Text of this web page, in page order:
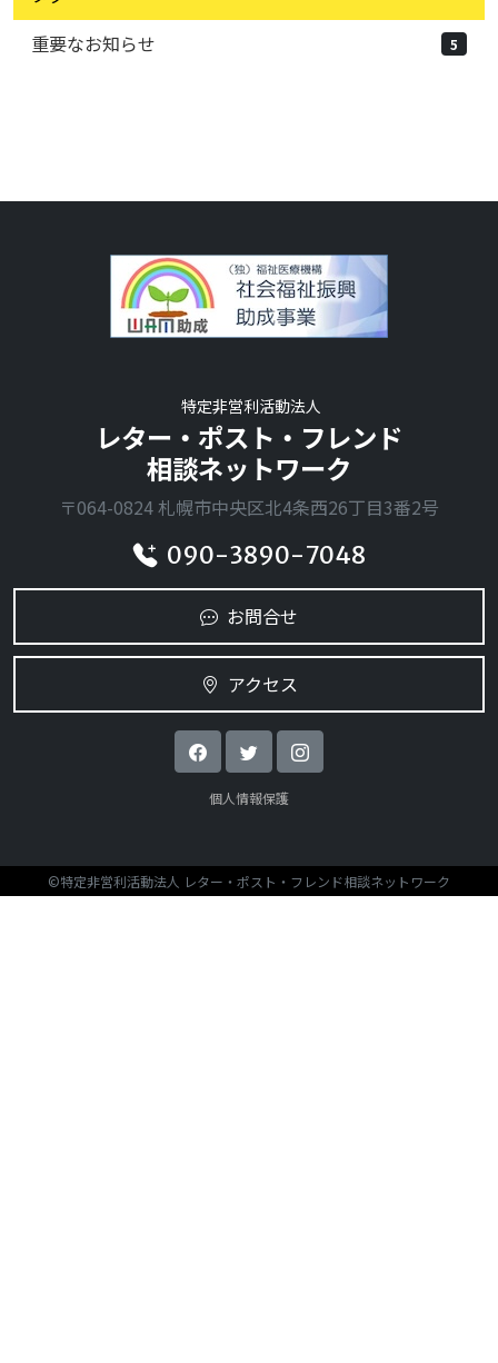
重要なお知らせ
5
特定非営利活動法人
レター・ポスト・フレンド
相談ネットワーク
〒064-0824 札幌市中央区北4条西26丁目3番2号
090-3890-7048
お問合せ
アクセス
個人情報保護
©特定非営利活動法人 レター・ポスト・フレンド相談ネットワーク